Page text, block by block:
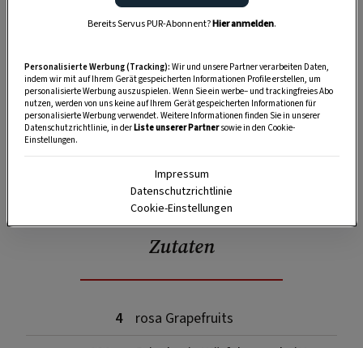
SPEICHERN DRUCKEN
Zutaten
4
rosa Grapefruits
Bereits Servus PUR-Abonnent?Hier anmelden.
Personalisierte Werbung (Tracking): Wir und unsere Partner verarbeiten Daten,
indem wir mit auf Ihrem Gerät gespeicherten Informationen Profile erstellen, um
personalisierte Werbung auszuspielen. Wenn Sie ein werbe– und trackingfreies Abo
nutzen, werden von uns keine auf Ihrem Gerät gespeicherten Informationen für
personalisierte Werbung verwendet. Weitere Informationen finden Sie in unserer
Datenschutzrichtlinie, in derListe unserer Partnersowie in den Cookie-
Einstellungen.
Impressum
Datenschutzrichtlinie
Cookie-Einstellungen